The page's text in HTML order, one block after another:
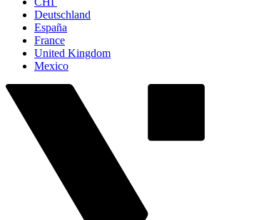
Deutschland
España
France
United Kingdom
Mexico